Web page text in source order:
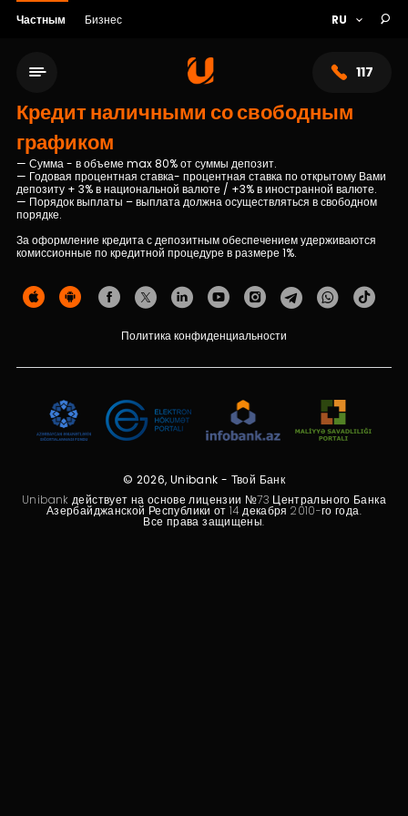
Частным Бизнес
117
О банке
Устойчивость
Тарифы
Кредит наличными со свободным
графиком
— Сумма - в объеме max 80% от суммы депозит.
— Годовая процентная ставка- процентная ставка по открытому Вами
депозиту + 3% в национальной валюте / +3% в иностранной валюте.
— Порядок выплаты – выплата должна осуществляться в свободном
порядке.
За оформление кредита с депозитным обеспечением удерживаются
комиссионные по кредитной процедуре в размере 1%.
Политика конфиденциальности
© 2026, Unibank - Твой Банк
Unibank действует на основе лицензии №73 Центрального Банка
Азербайджанской Республики от 14 декабря 2010-го года.
Все права защищены.